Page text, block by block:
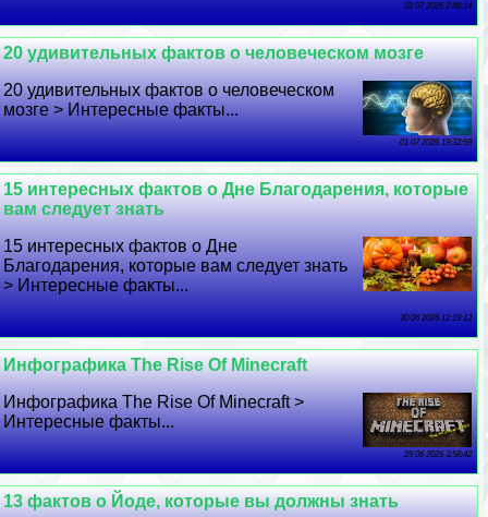
02 07 2026 2:48:14
20 удивительных фактов о человеческом мозге
20 удивительных фактов о человеческом
мозге > Интересные факты...
01 07 2026 19:32:59
15 интересных фактов о Дне Благодарения, которые
вам следует знать
15 интересных фактов о Дне
Благодарения, которые вам следует знать
> Интересные факты...
30 06 2026 12:19:13
Инфографика The Rise Of Minecraft
Инфографика The Rise Of Minecraft >
Интересные факты...
29 06 2026 3:58:42
13 фактов о Йоде, которые вы должны знать